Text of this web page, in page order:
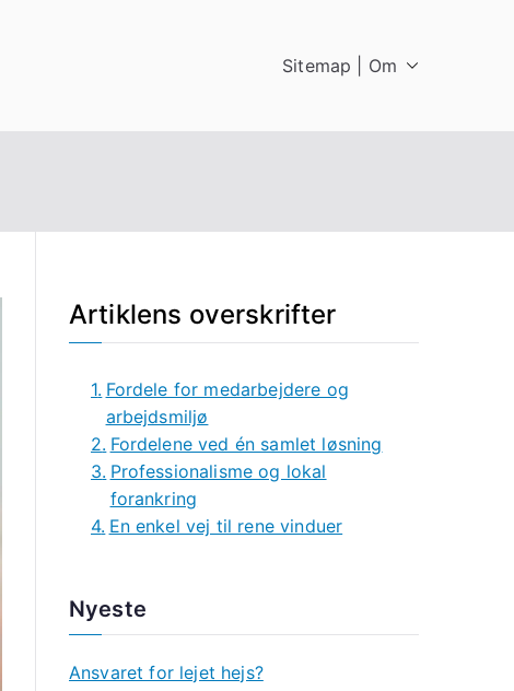
Sitemap | Om
Artiklens overskrifter
Fordele for medarbejdere og
arbejdsmiljø
Fordelene ved én samlet løsning
Professionalisme og lokal
forankring
En enkel vej til rene vinduer
Nyeste
Ansvaret for lejet hejs?